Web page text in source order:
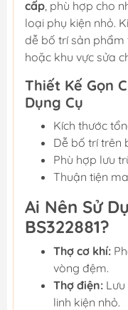
cấp, phù hợp cho
loại phụ kiện nhỏ.
dễ bố trí sản phẩm
hoặc khu vực sửa
Thiết Kế Gọn
Dụng Cụ
Kích thước
Dễ bố trí trên
Phù hợp lưu
Thuận tiện
Ai Nên Sử
BS322881?
Thợ cơ khí:
vòng đệm.
Thợ điện:
linh kiện nhỏ.